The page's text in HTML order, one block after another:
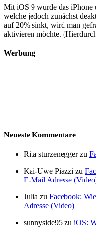
Mit iOS 9 wurde das iPhone
welche jedoch zunächst
auf 20% sinkt, wird man
aktivieren möchte.
Werbung
Neueste Kommentare
Rita sturzenegger zu
Kai-Uwe Piazzi zu
E-Mail Adresse
Julia zu Facebook:
Adresse (Video)
sunnyside95 zu iOS: